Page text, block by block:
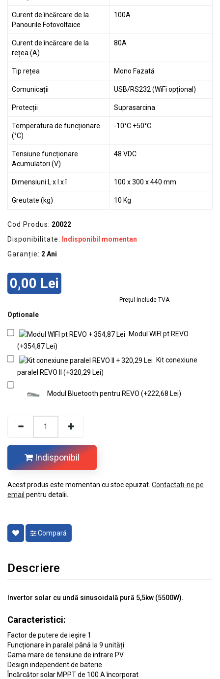
Curent de încărcare de la
Panourile Fotovoltaice
100A
Curent de încărcare de la
rețea (A)
80A
Tip rețea Mono Fazată
Comunicații USB/RS232 (WiFi opțional)
Protecții Suprasarcina
Temperatura de funcționare
(°C)
-10°C +50°C
Tensiune funcționare
Acumulatori (V)
48 VDC
Dimensiuni L x l x î 100 x 300 x 440 mm
Greutate (kg) 10 Kg
Cod Produs: 20022
Disponibilitate:
Indisponibil momentan
Garanție: 2 Ani
0,00 Lei
Prețul include TVA
Optionale
Modul WIFI pt REVO
(+354,87 Lei)
Kit conexiune
paralel REVO II (+320,29 Lei)
Modul Bluetooth pentru REVO (+222,68 Lei)
Indisponibil
Acest produs este momentan cu stoc epuizat. Contactati-ne pe
email pentru detalii.
Compară
Descriere
Invertor solar cu undă sinusoidală pură 5,5kw (5500W).
Caracteristici:
Factor de putere de ieșire 1
Funcționare în paralel până la 9 unități
Gama mare de tensiune de intrare PV
Design independent de baterie
Încărcător solar MPPT de 100 A încorporat